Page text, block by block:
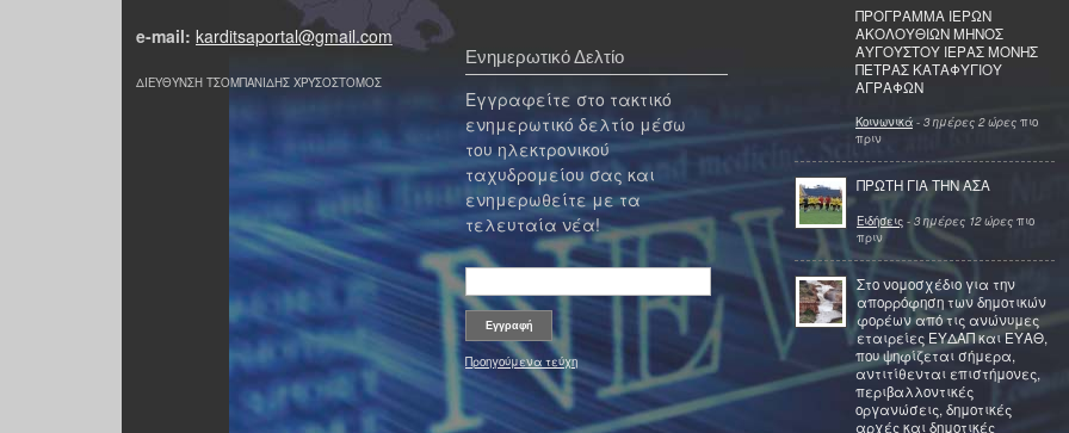
e-mail: karditsaportal@gmail.com
ΔΙΕΥΘΥΝΣΗ ΤΣΟΜΠΑΝΙΔΗΣ ΧΡΥΣΟΣΤΟΜΟΣ
Ενημερωτικό Δελτίο
Εγγραφείτε στο τακτικό
ενημερωτικό δελτίο μέσω
του ηλεκτρονικού
ταχυδρομείου σας και
ενημερωθείτε με τα
τελευταία νέα!
Προηγούμενα τεύχη
ΠΡΟΓΡΑΜΜΑ ΙΕΡΩΝ
ΑΚΟΛΟΥΘΙΩΝ ΜΗΝΟΣ
ΑΥΓΟΥΣΤΟΥ ΙΕΡΑΣ ΜΟΝΗΣ
ΠΕΤΡΑΣ ΚΑΤΑΦΥΓΙΟΥ
ΑΓΡΑΦΩΝ
Κοινωνικά - 3 ημέρες 2 ώρες πιο
πριν
ΠΡΩΤΗ ΓΙΑ ΤΗΝ ΑΣΑ
Ειδήσεις - 3 ημέρες 12 ώρες πιο
πριν
Στο νομοσχέδιο για την
απορρόφηση των δημοτικών
φορέων από τις ανώνυμες
εταιρείες ΕΥΔΑΠ και ΕΥΑΘ,
που ψηφίζεται σήμερα,
αντιτίθενται επιστήμονες,
περιβαλλοντικές
οργανώσεις, δημοτικές
αρχές και δημοτικές